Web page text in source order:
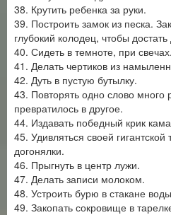
38. Крутить ребенка за руки.
39. Построить замок из песка.
глубокий колодец, чтобы
40. Сидеть в темноте, при свечах.
41. Делать чертиков из
42. Дуть в пустую бутылку.
43. Повторять одно слово много
превратилось в другое.
44. Издавать победный крик
45. Удивляться своей
догонялки.
46. Прыгнуть в центр лужи.
47. Делать записи молоком.
48. Устроить бурю в стакане
49. Закопать сокровище в